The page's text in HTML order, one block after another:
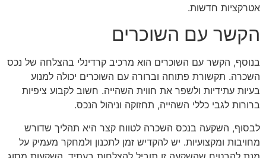
אטרקציות חדשות.
הקשר עם השוכרים
בנוסף, הקשר עם השוכרים הוא מרכיב קרדינלי בהצלחה של נכס
השכרה. תקשורת פתוחה וברורה עם השוכרים יכולה למנוע
בעיות עתידיות ולשפר את חווית השהייה. חשוב לקבוע ציפיות
ברורות לגבי כללי השהייה, תחזוקה וניהול הנכס.
לבסוף, השקעה בנכס השכרה לטווח קצר היא תהליך שדורש
מחויבות ומקצועיות. יש להקדיש זמן לתכנון ולמחקר מעמיק על